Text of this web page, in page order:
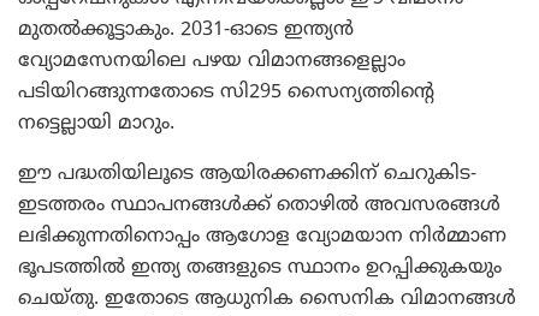
മുതൽക്കൂട്ടാകും. 2031-ഓടെ ഇന്ത്യൻ
വ്യോമസേനയിലെ പഴയ വിമാനങ്ങളെല്ലാം
പടിയിറങ്ങുന്നതോടെ സി295 സൈന്യത്തിന്റെ
നട്ടെല്ലായി മാറും.
ഈ പദ്ധതിയിലൂടെ ആയിരക്കണക്കിന് ചെറുകിട-
ഇടത്തരം സ്ഥാപനങ്ങൾക്ക് തൊഴിൽ അവസരങ്ങൾ
ലഭിക്കുന്നതിനൊപ്പം ആഗോള വ്യോമയാന നിർമ്മാണ
ഭൂപടത്തിൽ ഇന്ത്യ തങ്ങളുടെ സ്ഥാനം ഉറപ്പിക്കുകയും
ചെയ്തു. ഇതോടെ ആധുനിക സൈനിക വിമാനങ്ങൾ